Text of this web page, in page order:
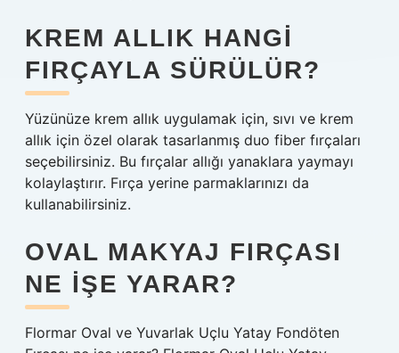
KREM ALLIK HANGI
FIRÇAYLA SÜRÜLÜR?
Yüzünüze krem ​​allık uygulamak için, sıvı ve krem ​​
allık için özel olarak tasarlanmış duo fiber fırçaları
seçebilirsiniz. Bu fırçalar allığı yanaklara yaymayı
kolaylaştırır. Fırça yerine parmaklarınızı da
kullanabilirsiniz.
OVAL MAKYAJ FIRÇASI
NE IŞE YARAR?
Flormar Oval ve Yuvarlak Uçlu Yatay Fondöten